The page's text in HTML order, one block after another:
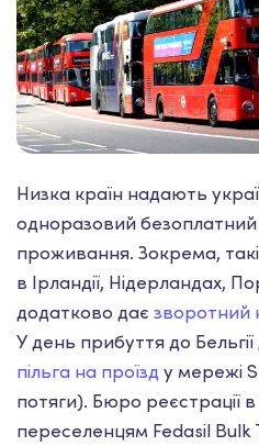
Низка країн надають
одноразовий безоплатний
проживання. Зокрема,
в Ірландії, Нідерландах,
додатково дає зворотний
У день прибуття до Бельгії
пільга на проїзду мережі
потяги). Бюро реєстрації
переселенцям Fedasil Bulk